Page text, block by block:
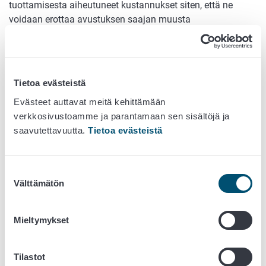
Tietoa evästeistä
Evästeet auttavat meitä kehittämään
verkkosivustoamme ja parantamaan sen sisältöjä ja
saavutettavuutta. Tietoa evästeistä
valinta
Välttämätön
Mieltymykset
Tilastot
tuottamisesta aiheutuneet kustannukset siten, että ne
voidaan erottaa avustuksen saajan muusta
Näin haet tukea
Hakuaika on 27.4.–25.5.2026. Hae kyläkauppatukea Hyrrä-
asiointipalvelussa:
Hyrrä-asiointipalvelu
Kaupparekisteriote